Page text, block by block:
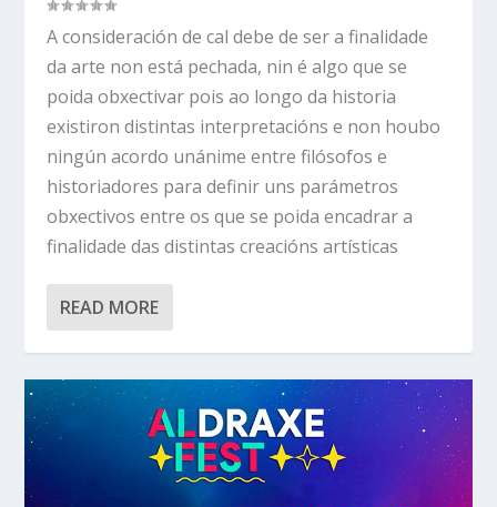
A consideración de cal debe de ser a finalidade
da arte non está pechada, nin é algo que se
poida obxectivar pois ao longo da historia
existiron distintas interpretacións e non houbo
ningún acordo unánime entre filósofos e
historiadores para definir uns parámetros
obxectivos entre os que se poida encadrar a
finalidade das distintas creacións artísticas
READ MORE